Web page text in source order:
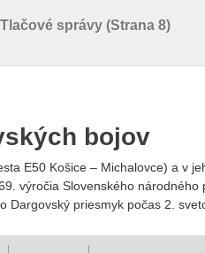
Hudba
Výstava
správy (Strana 8)
bojov
E50 Košice – Michalovce) a v
výročia Slovenského národného
Dargovský priesmyk počas 2.